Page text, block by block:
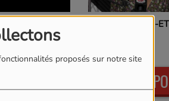
proposés sur notre site
LES LECTURES
DERNIERS